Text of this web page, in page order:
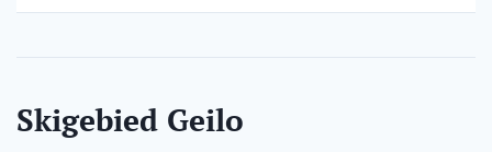
Skigebied Geilo